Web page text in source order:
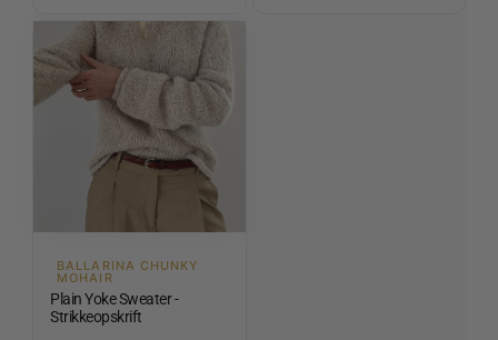
BALLARINA CHUNKY
MOHAIR
Plain Yoke Sweater -
Strikkeopskrift